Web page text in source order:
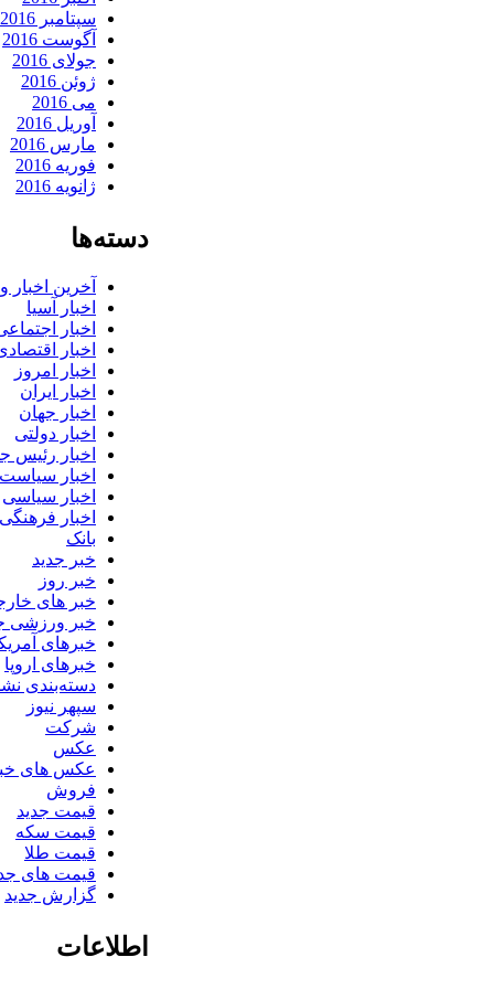
سپتامبر 2016
آگوست 2016
جولای 2016
ژوئن 2016
می 2016
آوریل 2016
مارس 2016
فوریه 2016
ژانویه 2016
دسته‌ها
آخرین
اخبار آسیا
اخبار
اخبار
اخبار امروز
اخبار ایران
اخبار جهان
اخبار دولتی
اخبار رئیس
اخبار سیاست
اخبار سیاسی
اخبار فرهنگی
بانک
خبر جدید
خبر روز
خبر های
خبر ورزشی
خبرهای
خبرهای اروپا
دسته‌بندی
سپهر نیوز
شرکت
عکس
عکس های
فروش
قیمت جدید
قیمت سکه
قیمت طلا
قیمت های
گزارش جدید
اطلاعات